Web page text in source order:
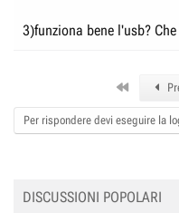
3)funziona bene l'usb?
Per rispondere devi eseguire la
DISCUSSIONI POPOLARI